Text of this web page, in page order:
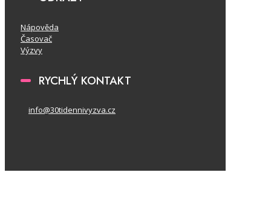
Nápověda
Časovač
Výzvy
RYCHLÝ KONTAKT
info@30tidennivyzva.cz